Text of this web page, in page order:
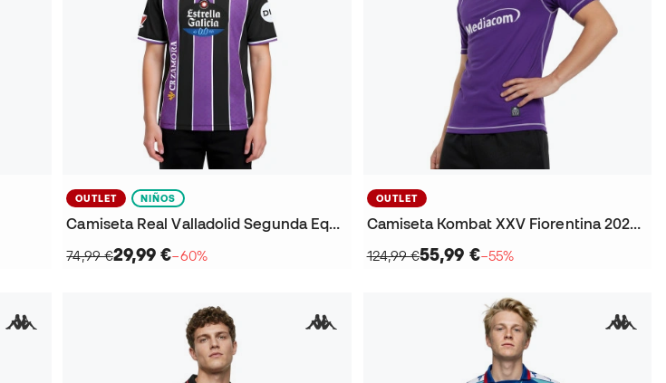
OUTLET NIÑOS
Camiseta Real Valladolid Segunda Equipación 2025-2026 Niño
74,99 €29,99 €−60%
OUTLET
Camiseta Kombat XXV Fiorentina 2025-2026
124,99 €55,99 €−55%